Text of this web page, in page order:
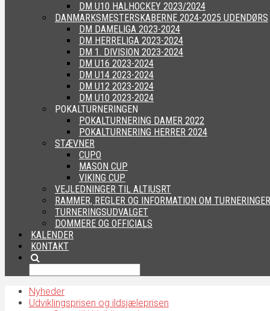
DM U10 HALHOCKEY 2023/2024
DANMARKSMESTERSKABERNE 2024-2025 UDENDØRS
DM DAMELIGA 2023-2024
DM HERRELIGA 2023-2024
DM 1. DIVISION 2023-2024
DM U16 2023-2024
DM U14 2023-2024
DM U12 2023-2024
DM U10 2023-2024
POKALTURNERINGEN
POKALTURNERING DAMER 2022
POKALTURNERING HERRER 2024
STÆVNER
CUPO
MASON CUP
VIKING CUP
VEJLEDNINGER TIL ALTIUSRT
RAMMER, REGLER OG INFORMATION OM TURNERINGER
TURNERINGSUDVALGET
DOMMERE OG OFFICIALS
KALENDER
KONTAKT
Nyheder
Udviklingsprisen og ildsjæleprisen